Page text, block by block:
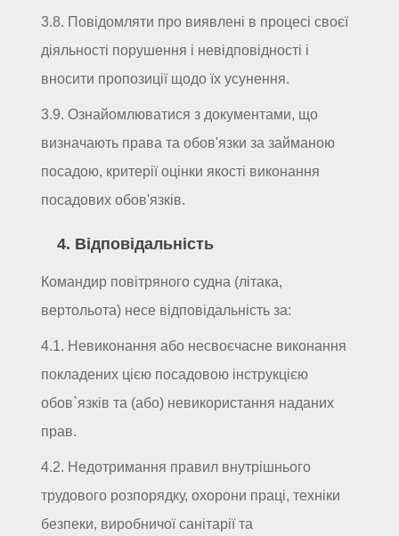
3.8. Повідомляти про виявлені в процесі своєї
діяльності порушення і невідповідності і
вносити пропозиції щодо їх усунення.
3.9. Ознайомлюватися з документами, що
визначають права та обов'язки за займаною
посадою, критерії оцінки якості виконання
посадових обов'язків.
4. Відповідальність
Командир повітряного судна (літака,
вертольота) несе відповідальність за:
4.1. Невиконання або несвоєчасне виконання
покладених цією посадовою інструкцією
обов`язків та (або) невикористання наданих
прав.
4.2. Недотримання правил внутрішнього
трудового розпорядку, охорони праці, техніки
безпеки, виробничої санітарії та